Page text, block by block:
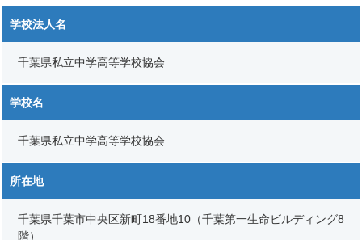
学校法人名
千葉県私立中学高等学校協会
学校名
千葉県私立中学高等学校協会
所在地
千葉県千葉市中央区新町18番地10（千葉第一生命ビルディング8
階）